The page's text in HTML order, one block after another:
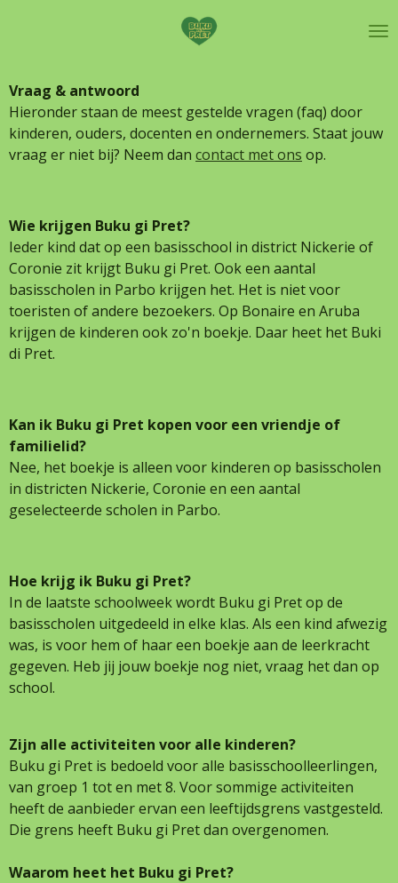
de
hoofdinhoud
Vraag & antwoord
Hieronder staan de meest gestelde vragen (faq) door
kinderen, ouders, docenten en ondernemers. Staat jouw
vraag er niet bij? Neem dan contact met ons op.
Wie krijgen Buku gi Pret?
Ieder kind dat op een basisschool in district Nickerie of
Coronie zit krijgt Buku gi Pret. Ook een aantal
basisscholen in Parbo krijgen het. Het is niet voor
toeristen of andere bezoekers. Op Bonaire en Aruba
krijgen de kinderen ook zo'n boekje. Daar heet het Buki
di Pret.
Kan ik Buku gi Pret kopen voor een vriendje of
familielid?
Nee, het boekje is alleen voor kinderen op basisscholen
in districten Nickerie, Coronie en een aantal
geselecteerde scholen in Parbo.
Hoe krijg ik Buku gi Pret?
In de laatste schoolweek wordt Buku gi Pret op de
basisscholen uitgedeeld in elke klas. Als een kind afwezig
was, is voor hem of haar een boekje aan de leerkracht
gegeven. Heb jij jouw boekje nog niet, vraag het dan op
school.
Zijn alle activiteiten voor alle kinderen?
Buku gi Pret is bedoeld voor alle basisschoolleerlingen,
van groep 1 tot en met 8. Voor sommige activiteiten
heeft de aanbieder ervan een leeftijdsgrens vastgesteld.
Die grens heeft Buku gi Pret dan overgenomen.
Waarom heet het Buku gi Pret?